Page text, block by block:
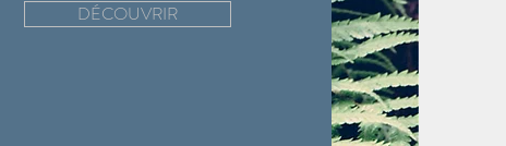
DÉCOUVRIR